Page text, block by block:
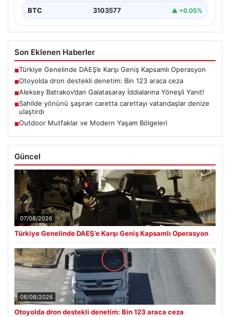
BTC 3103577 ▲ +0.05%
Son Eklenen Haberler
■Türkiye Genelinde DAEŞ’e Karşı Geniş Kapsamlı Operasyon
■Otoyolda dron destekli denetim: Bin 123 araca ceza
■Aleksey Batrakov’dan Galatasaray İddialarına Yöneşli Yanıt!
■Sahilde yönünü şaşıran caretta carettayı vatandaşlar denize
ulaştırdı
■Outdoor Mutfaklar ve Modern Yaşam Bölgeleri
Güncel
07/08/2026
Türkiye Genelinde DAEŞ’e Karşı Geniş Kapsamlı Operasyon
06/08/2026
Otoyolda dron destekli denetim: Bin 123 araca ceza